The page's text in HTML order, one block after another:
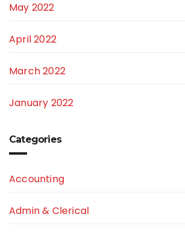
May 2022
April 2022
March 2022
January 2022
Categories
Accounting
Admin & Clerical